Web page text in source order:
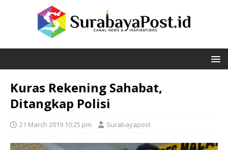
Kuras Rekening Sahabat,
Ditangkap Polisi
21 March 2019 10:25 pm Surabayapost